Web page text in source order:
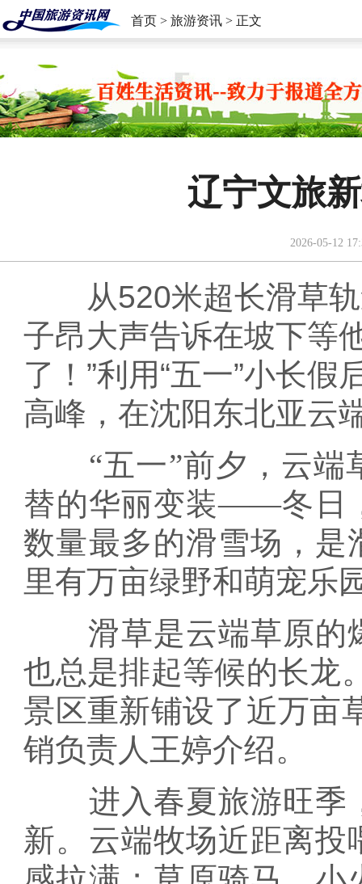
首页 > 旅游资讯 > 正文
辽宁文旅
2026-05-12
从520米超长滑草轨
子昂大声告诉在坡下等
了！”利用“五一”小长
高峰，在沈阳东北亚云
“五一”前夕，云端
替的华丽变装——冬日
数量最多的滑雪场，是
里有万亩绿野和萌宠乐
滑草是云端草原的
也总是排起等候的长龙
景区重新铺设了近万亩
销负责人王婷介绍。
进入春夏旅游旺季
新。云端牧场近距离